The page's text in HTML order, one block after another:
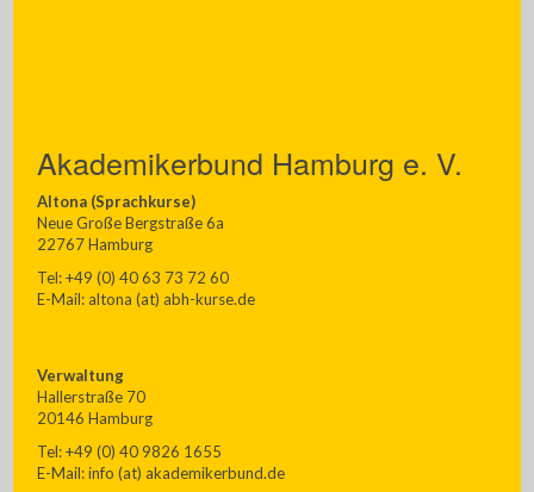
Akademikerbund Hamburg e. V.
Altona (Sprachkurse)
Neue Große Bergstraße 6a
22767 Hamburg
Tel: +49 (0) 40 63 73 72 60
E-Mail: altona (at) abh-kurse.de
Verwaltung
Hallerstraße 70
20146 Hamburg
Tel: +49 (0) 40 9826 1655
E-Mail: info (at) akademikerbund.de